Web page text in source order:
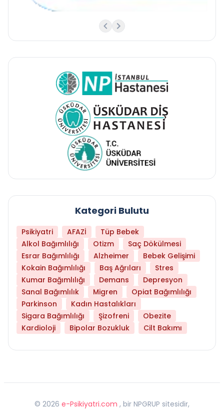
Kategori Bulutu
Psikiyatri AFAZİ
Tüp Bebek
Alkol Bağımlılığı
Otizm
Saç Dökülmesi
Esrar Bağımlılığı
Alzheimer
Bebek Gelişimi
Kokain Bağımlılığı
Baş Ağrıları
Stres
Kumar Bağımlılığı
Demans
Depresyon
Sanal Bağımlılık
Migren
Opiat Bağımlılığı
Parkinson
Kadın Hastalıkları
Sigara Bağımlılığı
Şizofreni
Obezite
Kardioloji
Bipolar Bozukluk Cilt Bakımı
© 2026 e-Psikiyatri.com , bir NPGRUP sitesidir,